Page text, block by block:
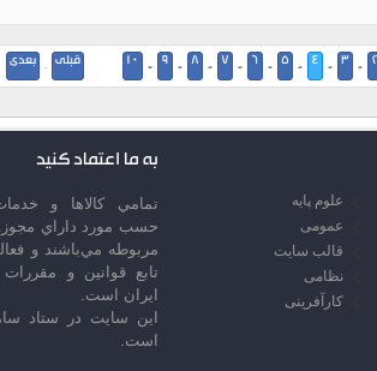
2
-
3
-
4
-
5
-
6
-
7
-
8
-
9
-
10 قبلی · بعدی
علوم پایه
عمومی
قالب سایت
نظامی
کارآفرینی
به ما اعتماد کنید
تمامي كالاها و
حسب مورد داراي
مربوطه مي‌باشند و
تابع قوانين و
ايران است.
این سایت در ستاد
است.